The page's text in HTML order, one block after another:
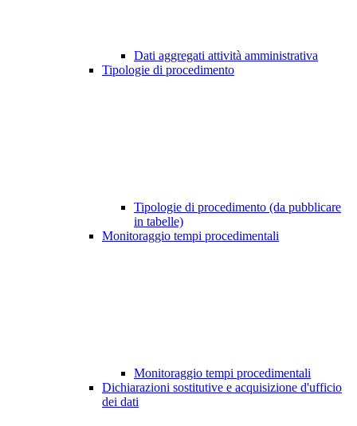
Dati aggregati attività amministrativa
Tipologie di procedimento
Tipologie di procedimento (da pubblicare
in tabelle)
Monitoraggio tempi procedimentali
Monitoraggio tempi procedimentali
Dichiarazioni sostitutive e acquisizione d'ufficio
dei dati